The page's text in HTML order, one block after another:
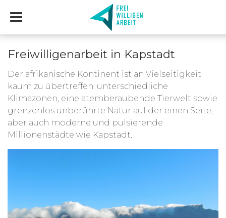
Freiwilligenarbeit in Kapstadt
Der afrikanische Kontinent ist an Vielseitigkeit
kaum zu übertreffen: unterschiedliche
Klimazonen, eine atemberaubende Tierwelt sowie
grenzenlos unberührte Natur auf der einen Seite;
aber auch moderne und pulsierende
Millionenstädte wie Kapstadt.